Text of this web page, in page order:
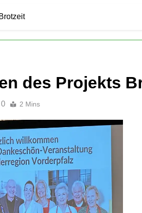
des Projekts
0 2 Mins